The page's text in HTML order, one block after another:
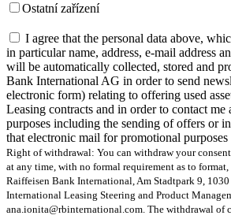
Ostatní zařízení
I agree that the personal data above,
in particular name, address, e-mail address
will be automatically collected, stored and
Bank International AG in order to send
electronic form) relating to offering used
Leasing contracts and in order to contact
purposes including the sending of offers or
that electronic mail for promotional
Right of withdrawal: You can withdraw your
at any time, with no formal requirement as to
Raiffeisen Bank International, Am Stadtpark 9,
International Leasing Steering and Product
ana.ionita@rbinternational.com. The withdrawal of